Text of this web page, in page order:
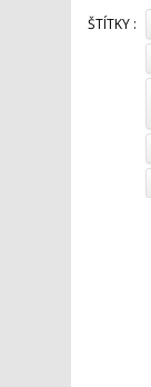
ŠTÍTKY :